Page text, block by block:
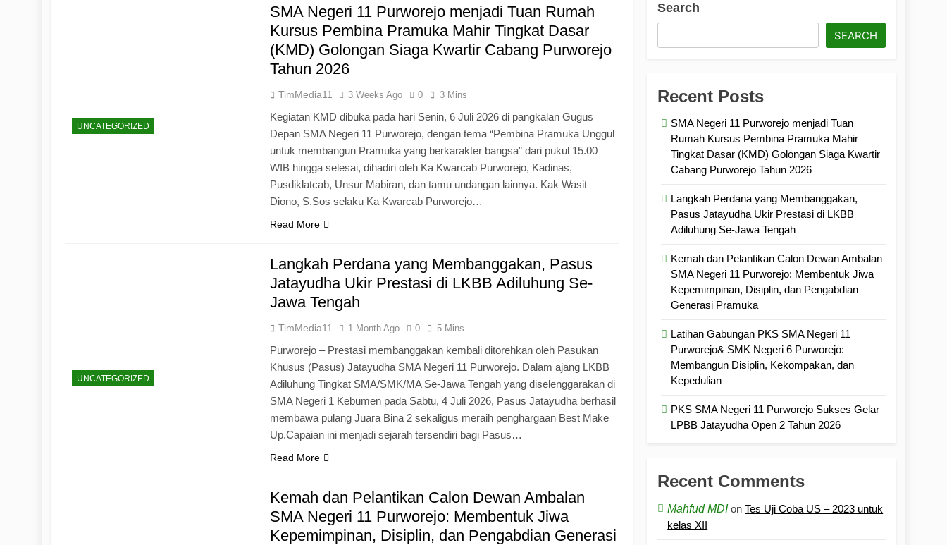
Pengabdian Generasi Pramuka
UNCATEGORIZED
SMA Negeri 11 Purworejo menjadi Tuan Rumah
Kursus Pembina Pramuka Mahir Tingkat Dasar
(KMD) Golongan Siaga Kwartir Cabang Purworejo
Tahun 2026
TimMedia11 3 Weeks Ago 0 3 Mins
Kegiatan KMD dibuka pada hari Senin, 6 Juli 2026 di pangkalan Gugus
Depan SMA Negeri 11 Purworejo, dengan tema “Pembina Pramuka Unggul
untuk membangun Pramuka yang berkarakter bangsa” dari pukul 15.00
WIB hingga selesai, dihadiri oleh Ka Kwarcab Purworejo, Kadinas,
Pusdiklatcab, Unsur Mabiran, dan tamu undangan lainnya. Kak Wasit
Diono, S.Sos selaku Ka Kwarcab Purworejo…
Read More
UNCATEGORIZED
Langkah Perdana yang Membanggakan, Pasus
Jatayudha Ukir Prestasi di LKBB Adiluhung Se-
Jawa Tengah
TimMedia11 1 Month Ago 0 5 Mins
Purworejo – Prestasi membanggakan kembali ditorehkan oleh Pasukan
Khusus (Pasus) Jatayudha SMA Negeri 11 Purworejo. Dalam ajang LKBB
Adiluhung Tingkat SMA/SMK/MA Se-Jawa Tengah yang diselenggarakan di
SMA Negeri 1 Kebumen pada Sabtu, 4 Juli 2026, Pasus Jatayudha berhasil
membawa pulang Juara Bina 2 sekaligus meraih penghargaan Best Make
Up.Capaian ini menjadi sejarah tersendiri bagi Pasus…
Read More
Kemah dan Pelantikan Calon Dewan Ambalan
SMA Negeri 11 Purworejo: Membentuk Jiwa
Kepemimpinan, Disiplin, dan Pengabdian Generasi
Search
SEARCH
Recent Posts
SMA Negeri 11 Purworejo menjadi Tuan
Rumah Kursus Pembina Pramuka Mahir
Tingkat Dasar (KMD) Golongan Siaga Kwartir
Cabang Purworejo Tahun 2026
Langkah Perdana yang Membanggakan,
Pasus Jatayudha Ukir Prestasi di LKBB
Adiluhung Se-Jawa Tengah
Kemah dan Pelantikan Calon Dewan Ambalan
SMA Negeri 11 Purworejo: Membentuk Jiwa
Kepemimpinan, Disiplin, dan Pengabdian
Generasi Pramuka
Latihan Gabungan PKS SMA Negeri 11
Purworejo& SMK Negeri 6 Purworejo:
Membangun Disiplin, Kekompakan, dan
Kepedulian
PKS SMA Negeri 11 Purworejo Sukses Gelar
LPBB Jatayudha Open 2 Tahun 2026
Recent Comments
Mahfud MDIonTes Uji Coba US – 2023 untuk
kelas XII